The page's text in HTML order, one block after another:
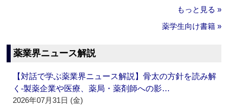
もっと見る »
薬学生向け書籍 »
薬業界ニュース解説
【対話で学ぶ薬業界ニュース解説】骨太の方針を読み解
く‐製薬企業や医療、薬局・薬剤師への影…
2026年07月31日 (金)